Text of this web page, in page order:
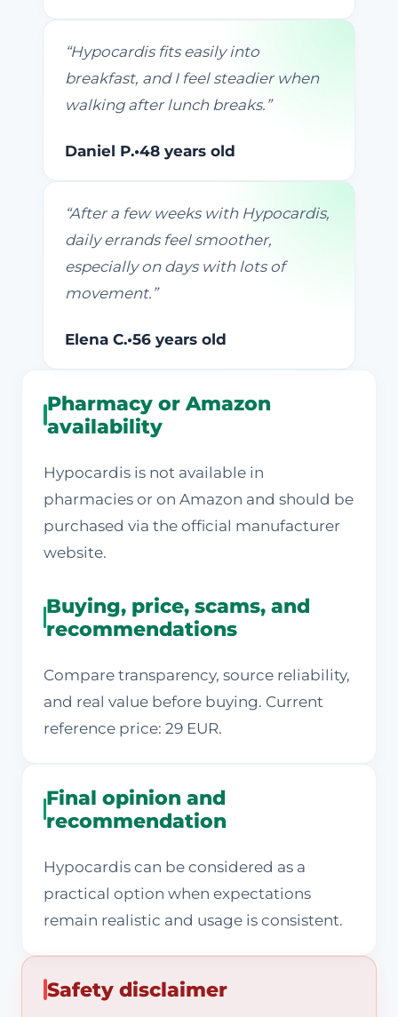
“Hypocardis fits easily into
breakfast, and I feel steadier when
walking after lunch breaks. ”
Daniel P.•48 years old
“After a few weeks with Hypocardis,
daily errands feel smoother,
especially on days with lots of
movement. ”
Elena C.•56 years old
Pharmacy or Amazon
availability
Hypocardis is not available in
pharmacies or on Amazon and should be
purchased via the official manufacturer
website.
Buying, price, scams, and
recommendations
Compare transparency, source reliability,
and real value before buying. Current
reference price: 29 EUR.
Final opinion and
recommendation
Hypocardis can be considered as a
practical option when expectations
remain realistic and usage is consistent.
Safety disclaimer